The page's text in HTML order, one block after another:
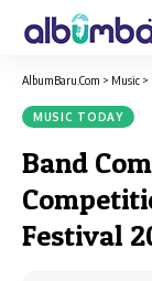
AlbumBaru.Com > Music >
MUSIC TODAY
Band
Festival